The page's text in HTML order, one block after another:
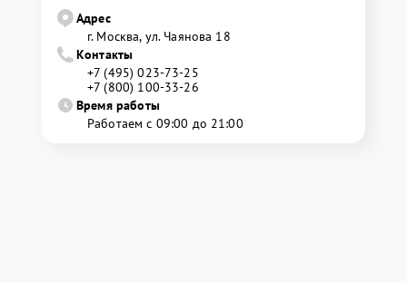
Адрес
г. Москва, ул. Чаянова 18
Контакты
+7 (495) 023-73-25
+7 (800) 100-33-26
Время работы
Работаем с 09:00 до 21:00